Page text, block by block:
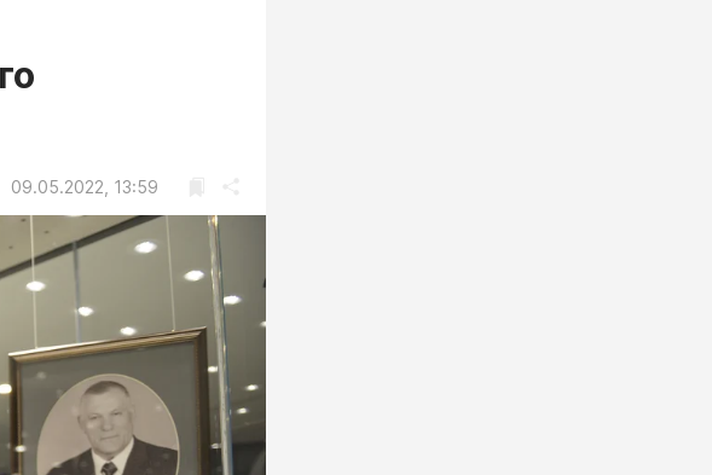
09.05.2022, 13:59